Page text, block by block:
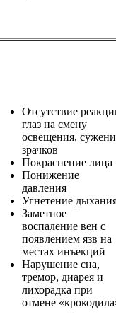
Отсутствие
глаз на смену
освещения,
зрачков
Покраснение лица
Понижение
давления
Угнетение
Заметное
воспаление вен с
появлением язв на
местах инъекций
Нарушение сна,
тремор, диарея и
лихорадка при
отмене